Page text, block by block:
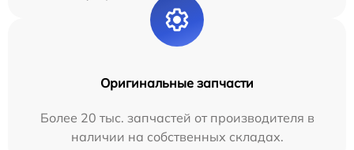
Оригинальные запчасти
Более 20 тыс. запчастей от производителя в
наличии на собственных складах.